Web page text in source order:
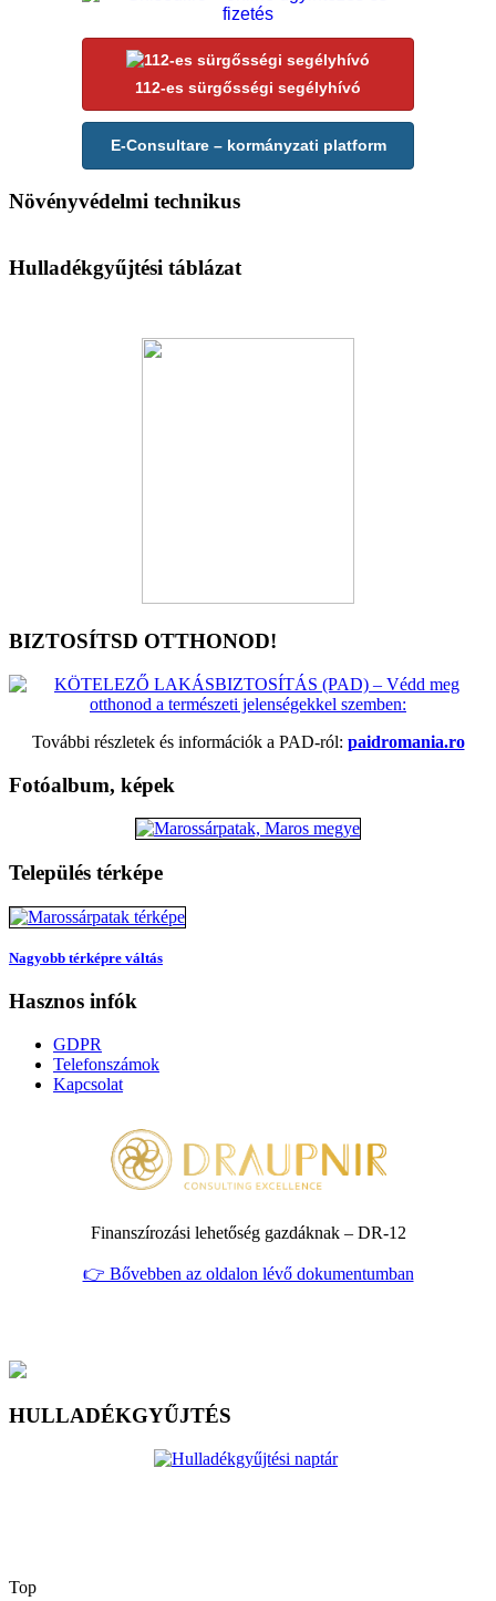
112-es sürgősségi segélyhívó
E-Consultare – kormányzati platform
Növényvédelmi technikus
Hulladékgyűjtési táblázat
BIZTOSÍTSD OTTHONOD!
További részletek és információk a PAD-ról: paidromania.ro
Fotóalbum, képek
Település térképe
Nagyobb térképre váltás
Hasznos infók
GDPR
Telefonszámok
Kapcsolat
Finanszírozási lehetőség gazdáknak – DR‑12
👉 Bővebben az oldalon lévő dokumentumban
HULLADÉKGYŰJTÉS
Top